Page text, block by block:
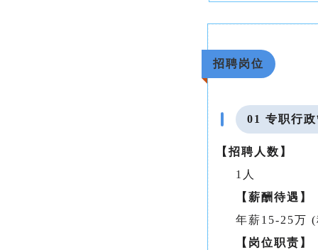
招聘岗位
01 专职行
【招聘人数】
1人
【薪酬待遇】
年薪15-25万
【岗位职责】